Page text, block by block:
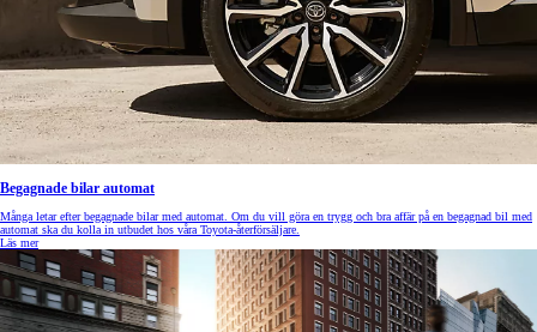
Begagnade bilar automat
Många letar efter begagnade bilar med automat. Om du vill göra en trygg och bra affär på en begagnad bil med
automat ska du kolla in utbudet hos våra Toyota-återförsäljare.
Läs mer